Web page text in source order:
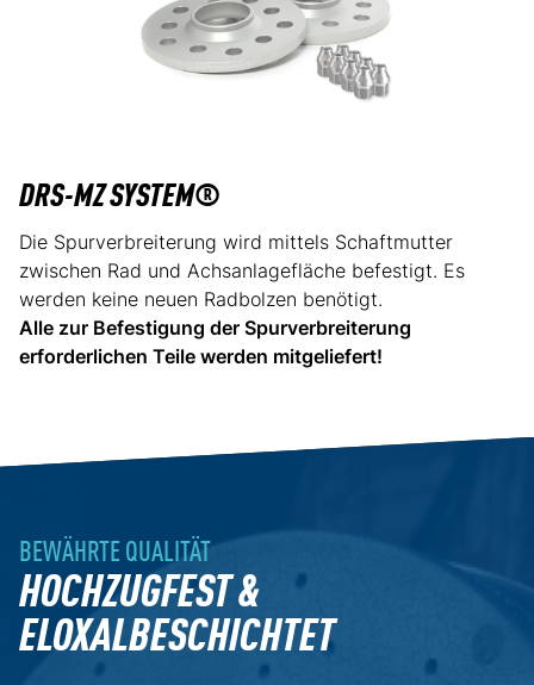
DRS-MZ SYSTEM®
Die Spurverbreiterung wird mittels Schaftmutter
zwischen Rad und Achsanlagefläche befestigt. Es
werden keine neuen Radbolzen benötigt.
Alle zur Befestigung der Spurverbreiterung
erforderlichen Teile werden mitgeliefert!
BEWÄHRTE QUALITÄT
HOCHZUGFEST &
ELOXALBESCHICHTET